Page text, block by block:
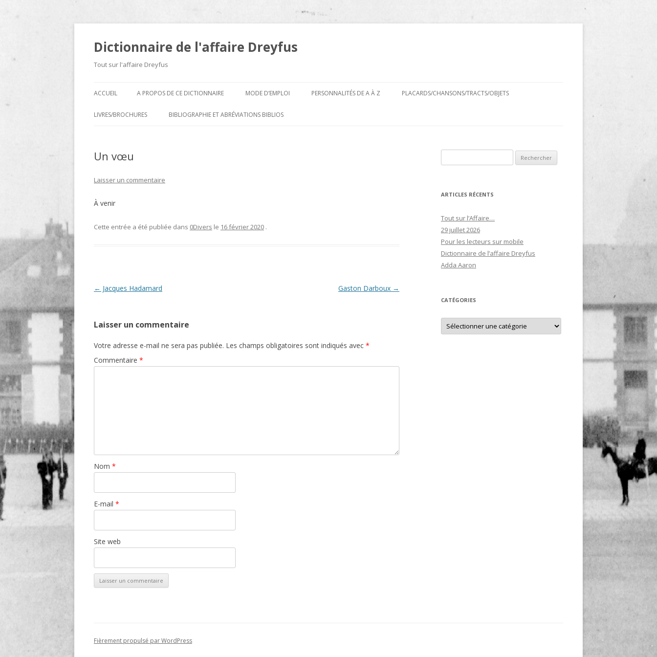
Dictionnaire de l'affaire Dreyfus
Tout sur l'affaire Dreyfus
au
ACCUEIL A PROPOS DE CE DICTIONNAIRE MODE D’EMPLOI PERSONNALITÉS DE A À Z PLACARDS/CHANSONS/TRACTS/OBJETS
LIVRES/BROCHURES BIBLIOGRAPHIE ET ABRÉVIATIONS BIBLIOS
Un vœu
Laisser un commentaire
À venir
Cette entrée a été publiée dans 0Divers le 16 février 2020 .
Navigation
← Jacques Hadamard Gaston Darboux →
Laisser un commentaire
Votre adresse e-mail ne sera pas publiée. Les champs obligatoires sont indiqués avec *
Commentaire *
Nom *
E-mail *
Site web
ARTICLES RÉCENTS
Tout sur l’Affaire…
29 juillet 2026
Pour les lecteurs sur mobile
Dictionnaire de l’affaire Dreyfus
Adda Aaron
CATÉGORIES
Catégories
Fièrement propulsé par WordPress